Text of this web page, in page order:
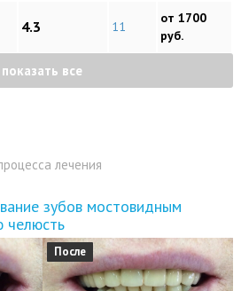
4.3 11
от 1700
руб.
показать все
лечения
зубов мостовидным
челюсть
После